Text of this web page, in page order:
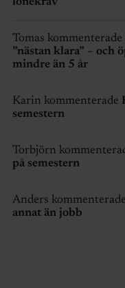
Tomas kommenterade
”nästan klara” – och
mindre än 5 år
Karin kommenterade
semestern
Torbjörn
på semestern
Anders kommenterade
annat än jobb